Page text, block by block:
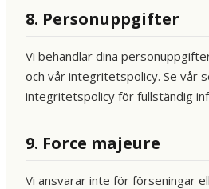
8. Personuppgifter
Vi behandlar dina
och vår integritetspolicy. Se vår
integritetspolicy för fullständig
9. Force majeure
Vi ansvarar inte för förseningar